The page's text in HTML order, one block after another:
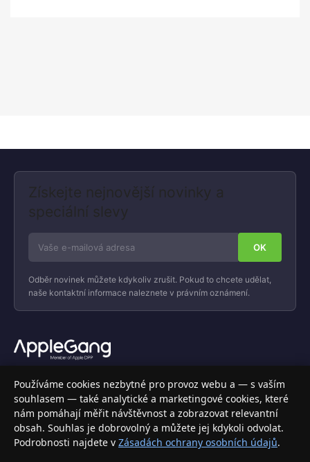
Získejte nejnovější novinky a
speciální slevy
Odběr novinek můžete kdykoliv zrušit. Pokud to chcete udělat,
naše kontaktní informace naleznete v právním oznámení.
Váš specializovaný obchod s Apple produkty, příslušenstvím a
elektronikou. Nakupujte bezpečně a s jistotou.
INFORMACE
Doprava a doručení
Používáme cookies nezbytné pro provoz webu a — s vaším
souhlasem — také analytické a marketingové cookies, které
nám pomáhají měřit návštěvnost a zobrazovat relevantní
obsah. Souhlas je dobrovolný a můžete jej kdykoli odvolat.
Podrobnosti najdete v Zásadách ochrany osobních údajů.